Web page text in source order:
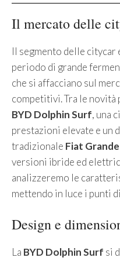
Il mercato delle
Il segmento delle
periodo di grande
che si affacciano sul
competitivi. Tra le
BYD Dolphin Surf, una
prestazioni elevate e un
tradizionale Fiat
versioni ibride ed
analizzeremo le
mettendo in luce i punti
Design e
La BYD Dolphin Surf si